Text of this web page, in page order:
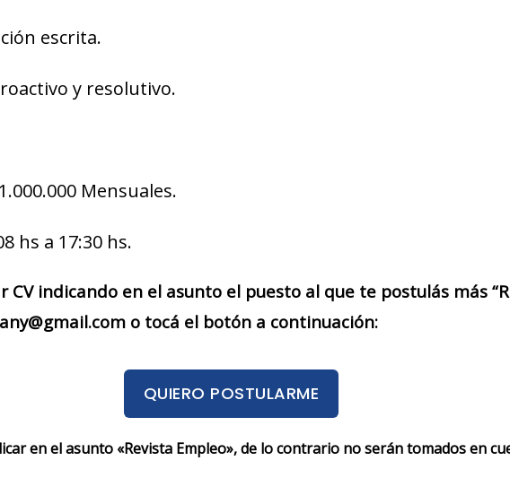
escrita.
y resolutivo.
Mensuales.
hs a 17:30 hs.
CV indicando en el asunto el puesto al que te postulás más
o tocá el botón a continuación:
QUIERO POSTULARME
en el asunto «Revista Empleo», de lo contrario no serán tomados en